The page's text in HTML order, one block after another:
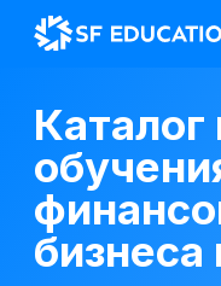
обучения в
финансов,
бизнеса и IT
Повышайте
новые навыки,